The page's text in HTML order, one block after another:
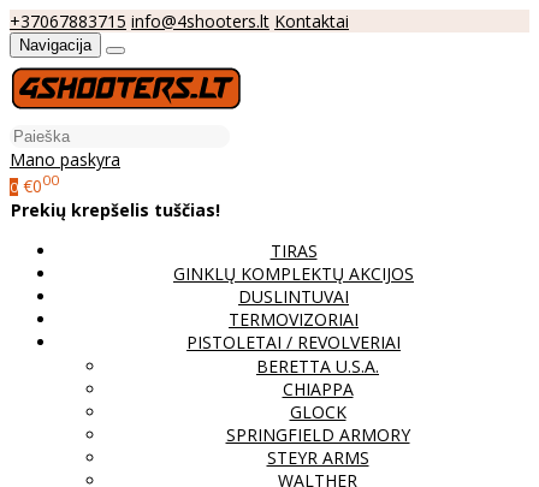
+37067883715 info@4shooters.lt Kontaktai
Navigacija
Mano paskyra
0 €000
Prekių krepšelis tuščias!
TIRAS
GINKLŲ KOMPLEKTŲ AKCIJOS
DUSLINTUVAI
TERMOVIZORIAI
PISTOLETAI / REVOLVERIAI
BERETTA U.S.A.
CHIAPPA
GLOCK
SPRINGFIELD ARMORY
STEYR ARMS
WALTHER